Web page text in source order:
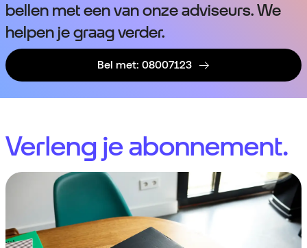
bellen met een van onze adviseurs. We
helpen je graag verder.
Bel met: 08007123
Verleng je abonnement.